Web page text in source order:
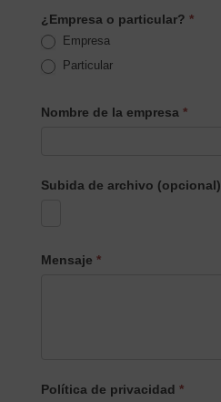
¿Empresa o particular? *
Empresa
Particular
Nombre de la empresa *
Subida de archivo (opcional)
Mensaje *
Política de privacidad *